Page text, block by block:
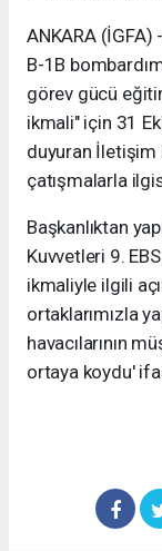
ANKARA (İGFA)
B-1B
görev gücü
ikmali" için 31
duyuran İletişim
çatışmalarla
Başkanlıktan
Kuvvetleri 9.
ikmaliyle ilgili
ortaklarımızla
havacılarının
ortaya koydu'